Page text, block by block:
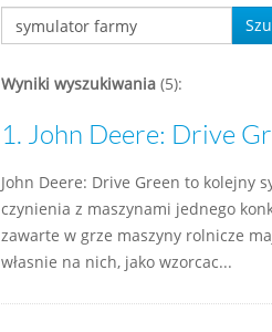
Wyniki wyszukiwania(5):
1. John Deere: Drive
John Deere: Drive Green to kolejny
czynienia z maszynami jednego
zawarte w grze maszyny rolnicze
własnie na nich, jako wzorcac...